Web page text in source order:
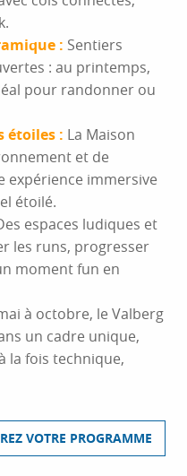
: Sentiers
: au printemps,
pour randonner ou
étoiles : La Maison
et de
expérience immersive
étoilé.
espaces ludiques et
les runs, progresser
moment fun en
à octobre, le Valberg
un cadre unique,
la fois technique,
VOTRE PROGRAMME